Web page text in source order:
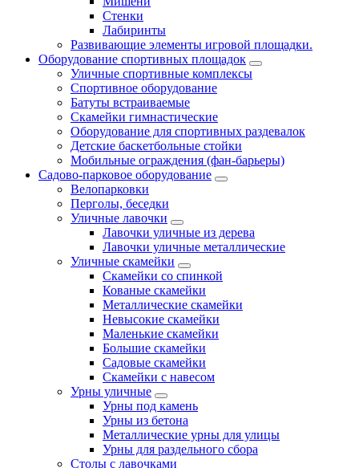
Стенки
Лабиринты
Развивающие элементы игровой площадки.
Оборудование спортивных площадок
Уличные спортивные комплексы
Спортивное оборудование
Батуты встраиваемые
Скамейки гимнастические
Оборудование для спортивных раздевалок
Детские баскетбольные стойки
Мобильные ограждения (фан-барьеры)
Садово-парковое оборудование
Велопарковки
Перголы, беседки
Уличные лавочки
Лавочки уличные из дерева
Лавочки уличные металлические
Уличные скамейки
Скамейки со спинкой
Кованые скамейки
Металлические скамейки
Невысокие скамейки
Маленькие скамейки
Большие скамейки
Садовые скамейки
Скамейки с навесом
Урны уличные
Урны под камень
Урны из бетона
Металлические урны для улицы
Урны для раздельного сбора
Столы с лавочками